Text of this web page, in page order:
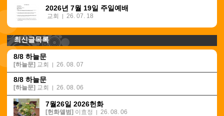
2026년 7월 19일 주일예배
교회 | 26. 07. 18
최신글목록
8/8 하늘문
[하늘문] 교회 | 26. 08. 07
8/8 하늘문
[하늘문] 교회 | 26. 08. 06
7월26일 2026헌화
[헌화앨범] 이효정 | 26. 08. 06